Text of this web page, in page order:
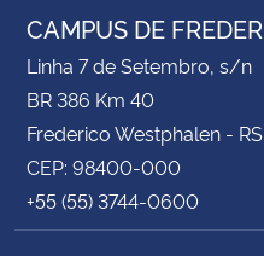
CAMPUS DE
Linha 7 de Setembro, s/n
BR 386 Km 40
Frederico Westphalen - RS
CEP: 98400-000
+55 (55) 3744-0600